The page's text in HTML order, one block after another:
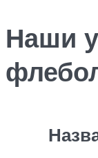
Наши